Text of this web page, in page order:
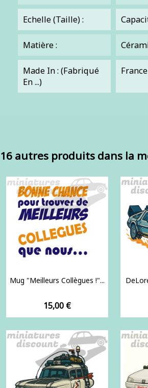
Echelle (Taille) :
Matière :
Made In : (Fabriqué
En ...)
France
16 autres produits dans la
Mug "Meilleurs Collègues !"...
Prix
15,00 €